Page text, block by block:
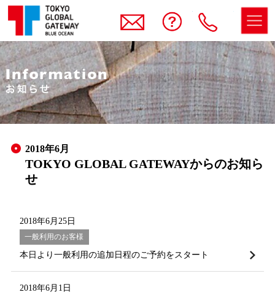
お問い合わせ電話
2018年6月
TOKYO GLOBAL GATEWAYからのお知ら
せ
2018年6月25日
一般利用のお客様
本日より一般利用の追加日程のご予約をスタート
2018年6月1日